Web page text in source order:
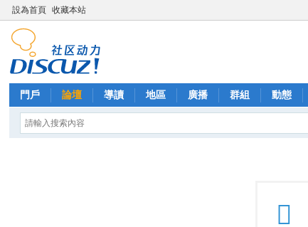
設為首頁 收藏本站
門戶 論壇 導讀 地區 廣播 群組 動態